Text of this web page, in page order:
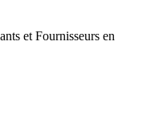
et Fournisseurs en